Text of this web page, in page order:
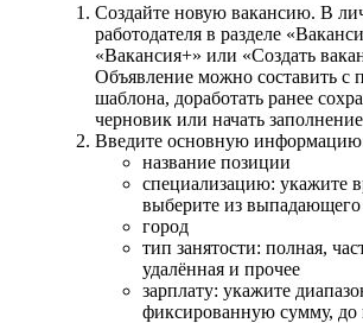
Создайте новую вакансию. В
работодателя в разделе
«Вакансия+» или «Создать
Объявление можно составить
шаблона, доработать ранее
черновик или начать
Введите основную
название позиции
специализацию: укажите
выберите из выпадающего
город
тип занятости: полная,
удалённая и прочее
зарплату: укажите
фиксированную сумму, до